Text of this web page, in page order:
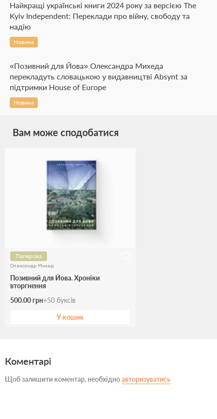
Найкращі українські книги 2024 року за версією The
Kyiv Independent: Переклади про війну, свободу та
надію
Новина
«Позивний для Йова» Олександра Михеда
перекладуть словацькою у видавництві Absynt за
підтримки House of Europe
Новина
Вам може сподобатися
Паперова
Олександр Михед
Позивний для Йова. Хроніки
вторгнення
500.00 грн+50 буксів
У кошик
Коментарі
Щоб залишити коментар, необхідноавторизуватись